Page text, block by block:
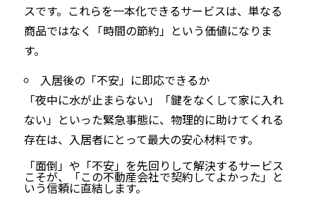
スです。これらを一本化できるサービスは、単なる
商品ではなく「時間の節約」という価値になりま
す。
入居後の「不安」に即応できるか
「夜中に水が止まらない」「鍵をなくして家に入れ
ない」といった緊急事態に、物理的に助けてくれる
存在は、入居者にとって最大の安心材料です。
「面倒」や「不安」を先回りして解決するサービス
こそが、「この不動産会社で契約してよかった」と
いう信頼に直結します。